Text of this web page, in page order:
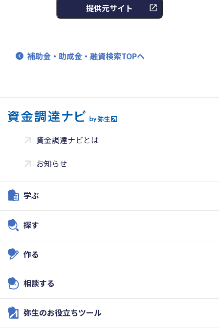
提供元サイト
補助金・助成金・融資検索TOPへ
資金調達ナビとは
お知らせ
学ぶ
探す
作る
相談する
弥生のお役立ちツール